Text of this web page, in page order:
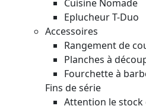
Cuisine Nomade
Eplucheur T-Duo
Accessoires
Rangement de
Planches à
Fourchette à
Fins de série
Attention le